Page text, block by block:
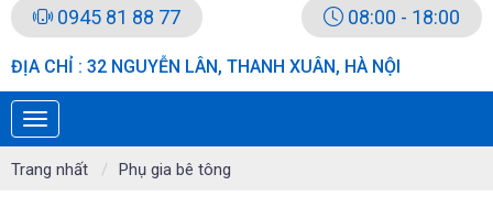
0945 81 88 77 08:00 - 18:00
ĐỊA CHỈ : 32 NGUYỄN LÂN, THANH XUÂN, HÀ NỘI
Trang nhất Phụ gia bê tông